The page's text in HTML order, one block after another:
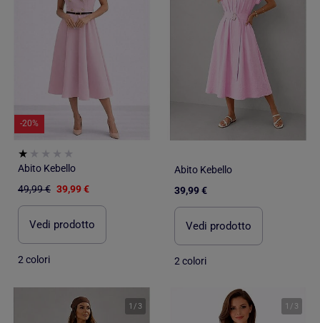
-20%
Abito Kebello
49,99 € 39,99 €
Vedi prodotto
2 colori
Abito Kebello
39,99 €
Vedi prodotto
2 colori
1 /3 1 / 3